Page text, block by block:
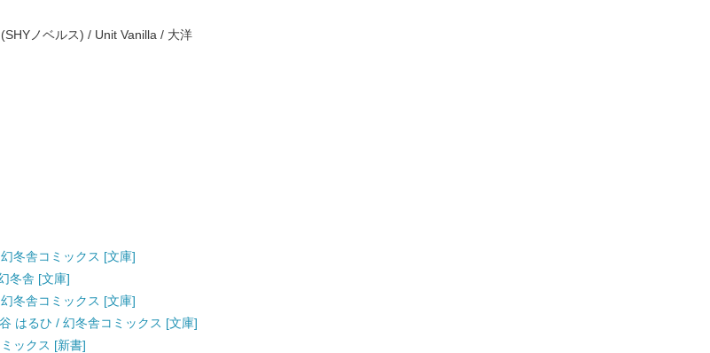
ノベルス) / Unit Vanilla / 大洋
冬舎コミックス [文庫]
冬舎 [文庫]
冬舎コミックス [文庫]
はるひ / 幻冬舎コミックス [文庫]
ックス [新書]